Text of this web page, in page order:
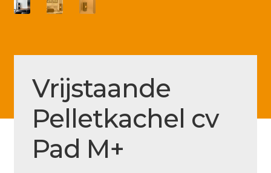
FAQ
Klantenservice
Betaalmethode
Vrijstaande
Pelletkachel cv
Pad M+